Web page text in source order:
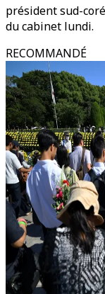
président sud-
du cabinet lundi.
RECOMMANDÉ